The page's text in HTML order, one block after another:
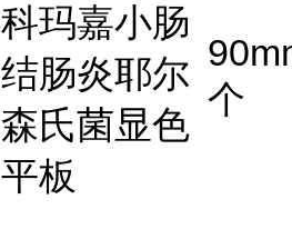
科玛嘉小肠
结肠炎耶尔
森氏菌显色
平板
个